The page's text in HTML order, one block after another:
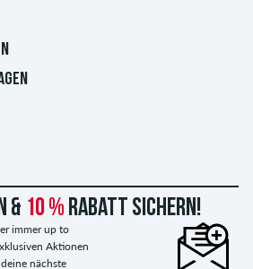
& 10 % Rabatt sichern!
immer up to
Aktionen
nächste